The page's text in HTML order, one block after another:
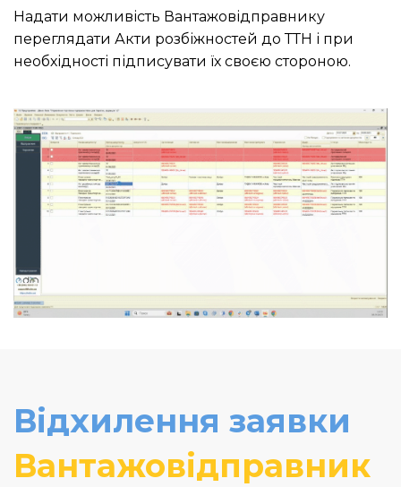
Надати можливість Вантажовідправнику
переглядати Акти розбіжностей до ТТН і при
необхідності підписувати їх своєю стороною.
Відхилення заявки
Вантажовідправник